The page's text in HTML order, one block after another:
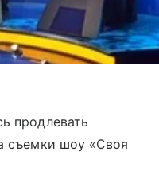
продлевать
съемки шоу «Своя